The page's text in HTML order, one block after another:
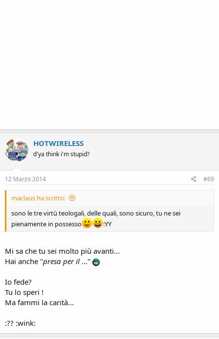
HOTWIRELESS
d'ya think i'm stupid?
12 Marzo 2014 #69
maclaus ha scritto:
sono le tre virtù teologali, delle quali, sono sicuro, tu ne sei
pienamente in possesso
:YY
Mi sa che tu sei molto più avanti...
Hai anche "presa per il ..."
Io fede?
Tu lo speri !
Ma fammi la carità...
:?? :wink: